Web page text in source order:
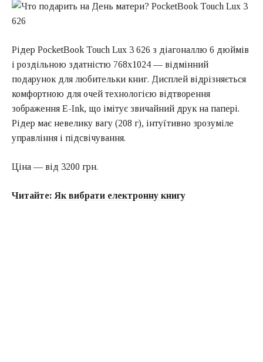
Рідер PocketBook Touch Lux 3 626 з діагоналлю 6 дюймів
і роздільною здатністю 768х1024 — відмінний
подарунок для любительки книг. Дисплей відрізняється
комфортною для очей технологією відтворення
зображення E-Ink, що імітує звичайний друк на папері.
Рідер має невелику вагу (208 г), інтуїтивно зрозуміле
управління і підсвічування.
Ціна — від 3200 грн.
Читайте: Як вибрати електронну книгу